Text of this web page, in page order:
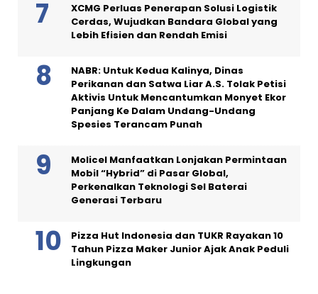
XCMG Perluas Penerapan Solusi Logistik
Cerdas, Wujudkan Bandara Global yang
Lebih Efisien dan Rendah Emisi
NABR: Untuk Kedua Kalinya, Dinas
Perikanan dan Satwa Liar A.S. Tolak Petisi
Aktivis Untuk Mencantumkan Monyet Ekor
Panjang Ke Dalam Undang-Undang
Spesies Terancam Punah
Molicel Manfaatkan Lonjakan Permintaan
Mobil “Hybrid” di Pasar Global,
Perkenalkan Teknologi Sel Baterai
Generasi Terbaru
Pizza Hut Indonesia dan TUKR Rayakan 10
Tahun Pizza Maker Junior Ajak Anak Peduli
Lingkungan